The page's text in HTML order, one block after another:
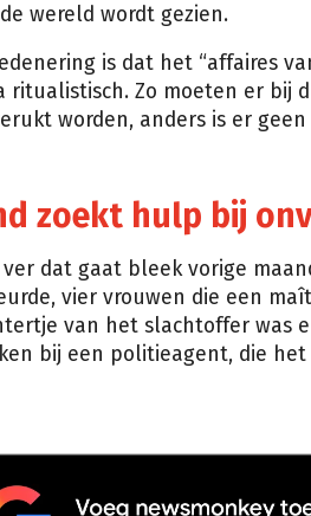
wereld wordt gezien.
is dat het “affaires
ritualistisch. Zo moeten er bij
worden, anders is er
zoekt hulp bij
ver dat gaat bleek vorige
vier vrouwen die een
van het slachtoffer was
bij een politieagent, die